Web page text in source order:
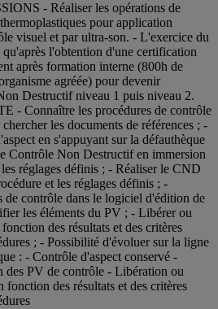
- Réaliser les opérations de
pour application
visuel et par ultra-son. - L'exercice du
qu'après l'obtention d'une certification
après formation interne (800h de
agréée) pour devenir
Destructif niveau 1 puis niveau 2.
- Connaître les procédures de contrôle
les documents de références ; -
en s'appuyant sur la défauthèque
Contrôle Non Destructif en immersion
réglages définis ; - Réaliser le CND
et les réglages définis ; -
de contrôle dans le logiciel d'édition de
les éléments du PV ; - Libérer ou
des résultats et des critères
; - Possibilité d'évoluer sur la ligne
: - Contrôle d'aspect conservé -
PV de contrôle - Libération ou
fonction des résultats et des critères